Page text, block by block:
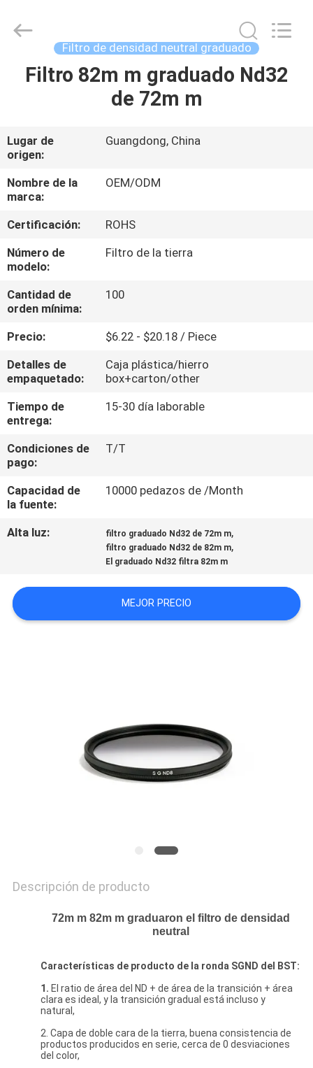
HOGAR
SOBRE
NOSOTROS
VIAJE
DE
FÁBRICA
CONTROL
DE
CALIDAD
ÉNTRENOS
EN
CONTACTO
CON
CITA
Shadow
Technology
Reserved.
Filtro de densidad neutral graduado
Filtro 82m m graduado Nd32
de 72m m
Lugar de
origen:
Guangdong, China
Nombre de la
marca:
OEM/ODM
Certificación:
ROHS
Número de
modelo:
Filtro de la tierra
Cantidad de
orden mínima:
100
Precio:
$6.22 - $20.18 / Piece
Detalles de
empaquetado:
Caja plástica/hierro
box+carton/other
Tiempo de
entrega:
15-30 día laborable
Condiciones de
pago:
T/T
Capacidad de
la fuente:
10000 pedazos de /Month
Alta luz: filtro graduado Nd32 de 72m m,
filtro graduado Nd32 de 82m m,
El graduado Nd32 filtra 82m m
MEJOR PRECIO
Descripción de producto
72m m 82m m graduaron el filtro de densidad
neutral
Características de producto de la ronda SGND del BST:
1. El ratio de área del ND + de área de la transición + área
clara es ideal, y la transición gradual está incluso y
natural,
2. Capa de doble cara de la tierra, buena consistencia de
productos producidos en serie, cerca de 0 desviaciones
del color,